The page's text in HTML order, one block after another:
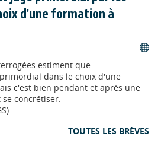
artificiel
l’occasion de la Semaine de l’IA pour
qui s'est déroulée du 18 au 24
dernier, l’Agence nationale de
contre l'illettrisme (ANLCI), avec
et de l’évaluation, publie
d'une formation à
estiment que
dans le choix d'une
c'est bien pendant et après une
concrétiser.
TOUTES LES BRÈVES